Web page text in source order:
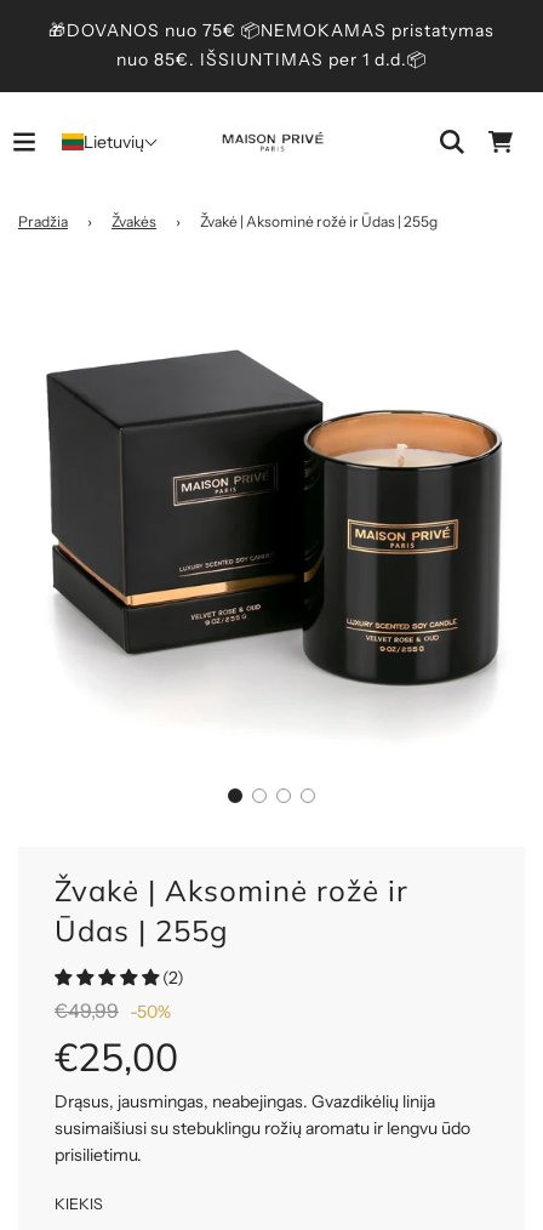
🎁DOVANOS nuo 75€ 📦NEMOKAMAS pristatymas
nuo 85€. IŠSIUNTIMAS per 1 d.d.📦
Lietuvių
Pradžia › Žvakės › Žvakė | Aksominė rožė ir Ūdas | 255g
Žvakė | Aksominė rožė ir
Ūdas | 255g
(2)
Nuolaida
€49,99 -50%Reguliari
€25,00
Drąsus, jausmingas, neabejingas. Gvazdikėlių linija
susimaišiusi su stebuklingu rožių aromatu ir lengvu ūdo
prisilietimu.
KIEKIS